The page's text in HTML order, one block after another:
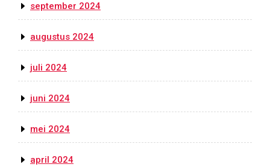
september 2024
augustus 2024
juli 2024
juni 2024
mei 2024
april 2024